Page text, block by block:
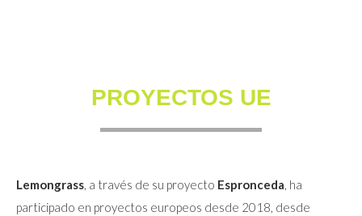
PROYECTOS UE
Lemongrass, a través de su proyecto Espronceda, ha
participado en proyectos europeos desde 2018, desde